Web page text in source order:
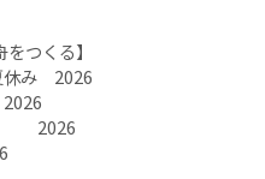
つくる】
休み 2026
2026